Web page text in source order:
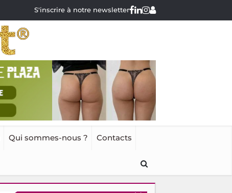
S'inscrire à notre newsletter
Qui sommes-nous ? Contacts